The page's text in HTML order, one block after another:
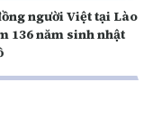
người Việt tại Lào
136 năm sinh nhật